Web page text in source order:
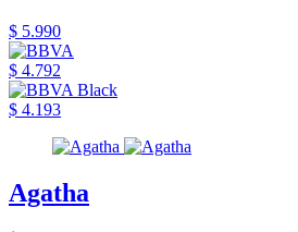
$ 5.990
$ 4.792
$ 4.193
Agatha